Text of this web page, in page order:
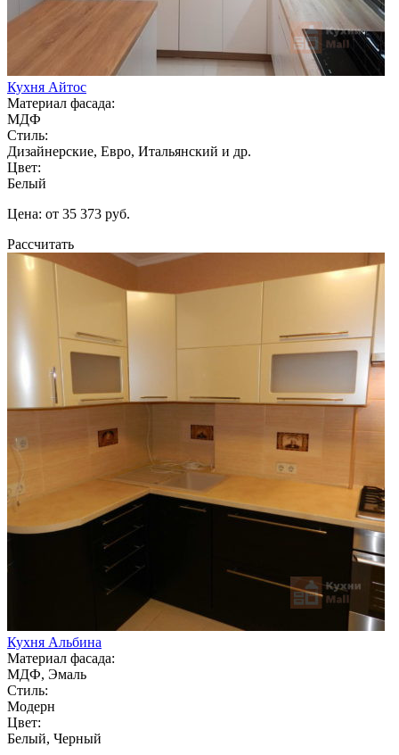
Кухня Айтос
Материал фасада:
МДФ
Стиль:
Дизайнерские, Евро, Итальянский и др.
Цвет:
Белый
Цена: от 35 373 руб.
Рассчитать
Кухня Альбина
Материал фасада:
МДФ, Эмаль
Стиль:
Модерн
Цвет:
Белый, Черный